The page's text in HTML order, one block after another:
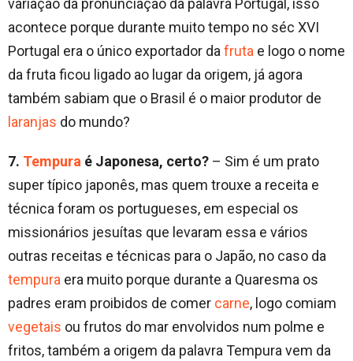
acontece porque durante muito tempo no séc XVI
Portugal era o único exportador da fruta e logo o nome
da fruta ficou ligado ao lugar da origem, já agora
também sabiam que o Brasil é o maior produtor de
laranjas do mundo?
7. Tempura é Japonesa, certo? – Sim é um prato
super típico japonês, mas quem trouxe a receita e
técnica foram os portugueses, em especial os
missionários jesuítas que levaram essa e vários
outras receitas e técnicas para o Japão, no caso da
tempura era muito porque durante a Quaresma os
padres eram proibidos de comer carne, logo comiam
vegetais ou frutos do mar envolvidos num polme e
fritos, também a origem da palavra Tempura vem da